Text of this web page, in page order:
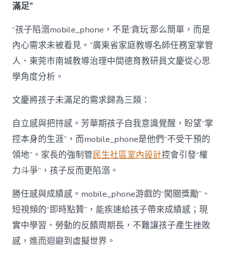
滿足”
“孩子陷溺mobile_phone，不是‘貪玩’那么簡單，而是
內心需求未被看見。”廣東省家庭教導名師任務室掌管
人、東莞市南城教導治理中間德育教研員文慶從心思
學角度分析。
文慶將孩子未滿足的需求歸為三類：
自立感與把持感。芳華期孩子自我意識覺醒，盼望“掌
控本身的生涯”，而mobile_phone是他們“不受干預的
領地”。家長的強制管民生社區室內設計控會引發“權
力斗爭”，孩子反而更陷溺。
勝任感與成績感。mobile_phone游戲的“闖關獎勵”、
短視頻的“即時點贊”，能疾速給孩子帶來成績感；現
實中學習、勞動的反饋周期長，不難讓孩子產生挫敗
感，進而迴避到虛擬世界。